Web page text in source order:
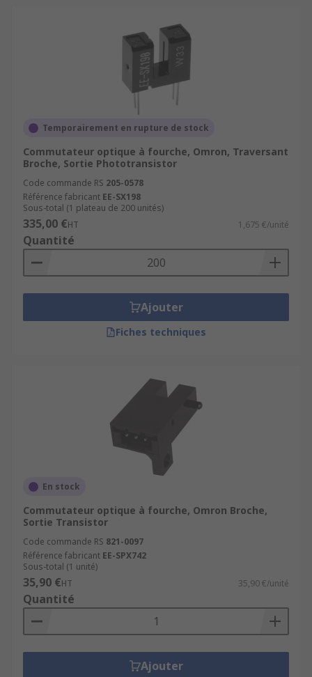
Temporairement en rupture de stock
Commutateur optique à fourche, Omron, Traversant
Broche, Sortie Phototransistor
Code commande RS 205-0578
Référence fabricant EE-SX198
Sous-total (1 plateau de 200 unités)
335,00 €HT 1,675 €/unité
Quantité
Ajouter
Fiches techniques
En stock
Commutateur optique à fourche, Omron Broche,
Sortie Transistor
Code commande RS 821-0097
Référence fabricant EE-SPX742
Sous-total (1 unité)
35,90 €HT 35,90 €/unité
Quantité
Ajouter